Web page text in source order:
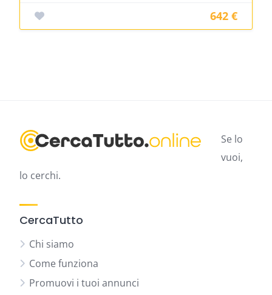
642 €
Se lo
vuoi,
lo cerchi.
CercaTutto
Chi siamo
Come funziona
Promuovi i tuoi annunci